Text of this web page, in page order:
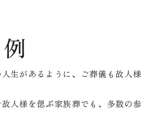
生があるように、ご葬儀も故人
人様を偲ぶ家族葬でも、多数の